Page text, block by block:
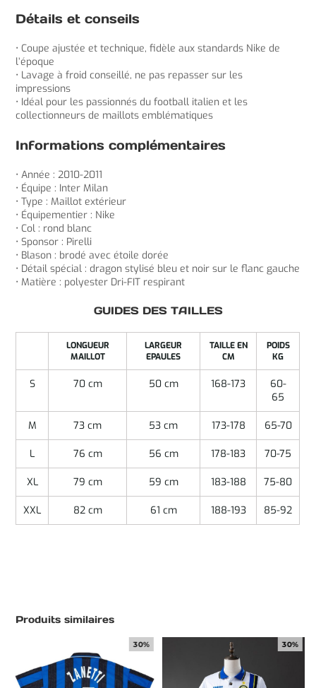
Détails et conseils
• Coupe ajustée et technique, fidèle aux standards Nike de
l’époque
• Lavage à froid conseillé, ne pas repasser sur les
impressions
• Idéal pour les passionnés du football italien et les
collectionneurs de maillots emblématiques
Informations complémentaires
• Année : 2010-2011
• Équipe : Inter Milan
• Type : Maillot extérieur
• Équipementier : Nike
• Col : rond blanc
• Sponsor : Pirelli
• Blason : brodé avec étoile dorée
• Détail spécial : dragon stylisé bleu et noir sur le flanc gauche
• Matière : polyester Dri-FIT respirant
GUIDES DES TAILLES
LONGUEUR
MAILLOT
LARGEUR
EPAULES
TAILLE EN
CM
POIDS
KG
S 70 cm 50 cm 168-173
60-
65
M 73 cm 53 cm 173-178 65-70
L 76 cm 56 cm 178-183 70-75
XL 79 cm 59 cm 183-188 75-80
XXL 82 cm 61 cm 188-193 85-92
Produits similaires
30% 30%